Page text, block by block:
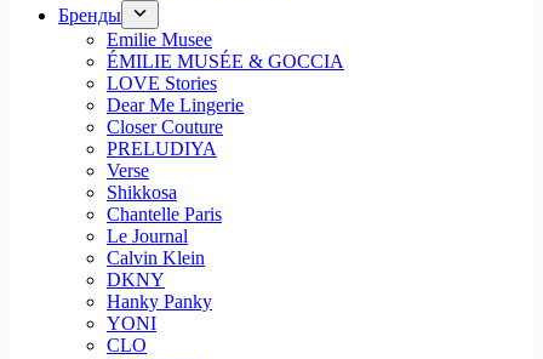
Бренды
Emilie Musee
ÉMILIE MUSÉE & GOCCIA
LOVE Stories
Dear Me Lingerie
Closer Couture
PRELUDIYA
Verse
Shikkosa
Chantelle Paris
Le Journal
Calvin Klein
DKNY
Hanky Panky
YONI
CLO